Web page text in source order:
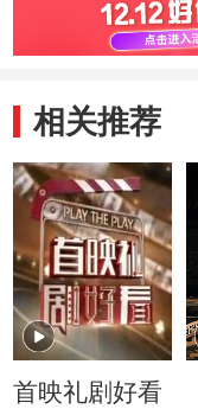
相关推荐
首映礼剧好看